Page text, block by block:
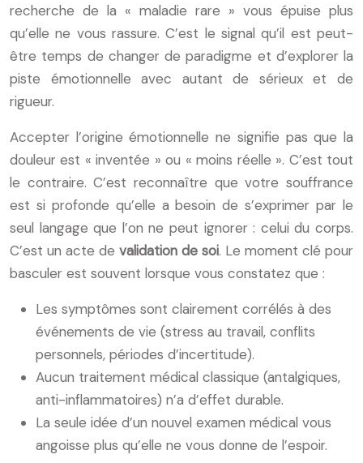
recherche de la « maladie rare » vous épuise plus
qu’elle ne vous rassure. C’est le signal qu’il est peut-
être temps de changer de paradigme et d’explorer la
piste émotionnelle avec autant de sérieux et de
rigueur.
Accepter l’origine émotionnelle ne signifie pas que la
douleur est « inventée » ou « moins réelle ». C’est tout
le contraire. C’est reconnaître que votre souffrance
est si profonde qu’elle a besoin de s’exprimer par le
seul langage que l’on ne peut ignorer : celui du corps.
C’est un acte de validation de soi. Le moment clé pour
basculer est souvent lorsque vous constatez que :
Les symptômes sont clairement corrélés à des
événements de vie (stress au travail, conflits
personnels, périodes d’incertitude).
Aucun traitement médical classique (antalgiques,
anti-inflammatoires) n’a d’effet durable.
La seule idée d’un nouvel examen médical vous
angoisse plus qu’elle ne vous donne de l’espoir.